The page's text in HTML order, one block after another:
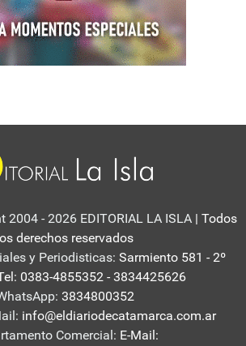
2004 - 2026 EDITORIAL LA ISLA | Todos
los derechos reservados
y Periodisticas: Sarmiento 581 - 2º
0383-4855352 - 3834425626
3834800352
info@eldiariodecatamarca.com.ar
Comercial: E-Mail: